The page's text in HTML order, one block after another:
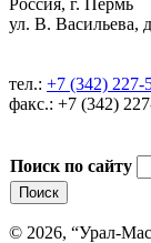
ул. В. Васильева,
тел.: +7 (342) 227-
факс.: +7 (342)
Поиск по сайту
© 2026, “Урал-